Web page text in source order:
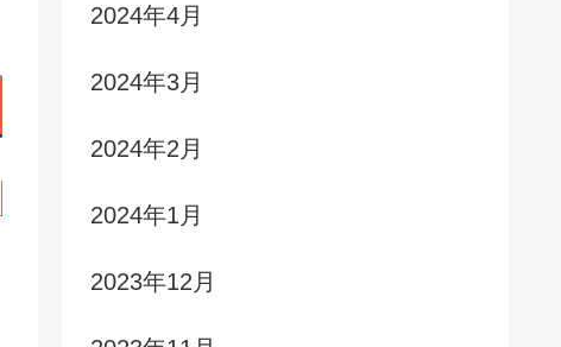
2024年4月
2024年3月
2024年2月
2024年1月
2023年12月